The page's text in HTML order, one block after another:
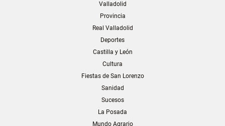
Valladolid
Provincia
Real Valladolid
Deportes
Castilla y León
Cultura
Fiestas de San Lorenzo
Sanidad
Sucesos
La Posada
Mundo Agrario